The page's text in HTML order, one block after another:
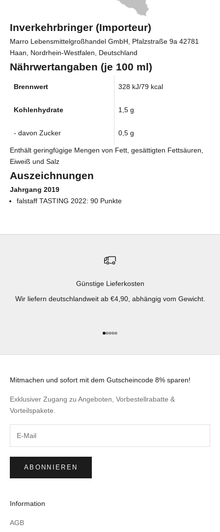
Inverkehrbringer (Importeur)
Marro Lebensmittelgroßhandel GmbH, Pfalzstraße 9a 42781
Haan, Nordrhein-Westfalen, Deutschland
Nährwertangaben (je 100 ml)
Brennwert 328 kJ/79 kcal
Kohlenhydrate 1,5 g
- davon Zucker 0,5 g
Enthält geringfügige Mengen von Fett, gesättigten Fettsäuren,
Eiweiß und Salz
Auszeichnungen
Jahrgang 2019
falstaff TASTING 2022: 90 Punkte
Günstige Lieferkosten
Wir liefern deutschlandweit ab €4,90, abhängig vom Gewicht.
Gehe zu Element 1
Gehe zu Element 2
Gehe zu Element 3
Gehe zu Element 4
Gehe zu Element 5
Mitmachen und sofort mit dem Gutscheincode 8% sparen!
Exklusiver Zugang zu Angeboten, Vorbestellrabatte &
Vorteilspakete.
ABONNIEREN
Information
AGB